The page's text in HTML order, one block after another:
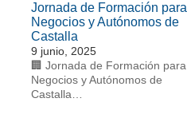
Jornada de Formación para
Negocios y Autónomos de
Castalla
9 junio, 2025
🏢 Jornada de Formación para
Negocios y Autónomos de
Castalla…